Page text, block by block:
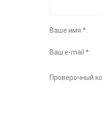
Ваше имя *:
Ваш e-mail *:
Проверочный